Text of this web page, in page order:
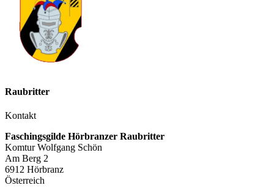
Raubritter
Kontakt
Faschingsgilde Hörbranzer Raubritter
Komtur Wolfgang Schön
Am Berg 2
6912 Hörbranz
Österreich